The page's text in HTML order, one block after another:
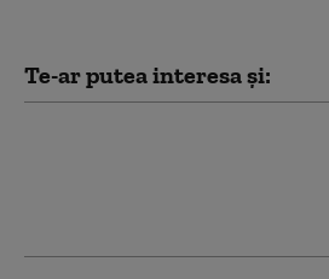
Te-ar putea interesa și: